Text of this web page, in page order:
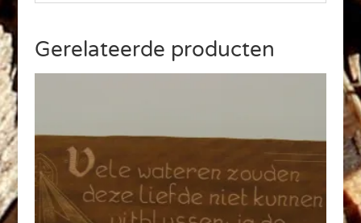
Gerelateerde producten